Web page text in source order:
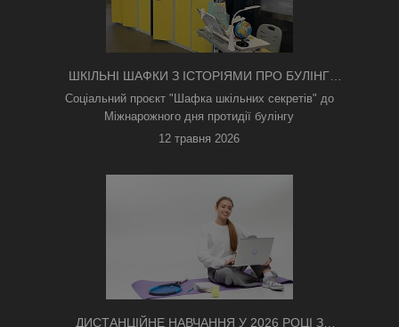
ШКІЛЬНІ ШАФКИ З ІСТОРІЯМИ ПРО БУЛІНГ
З'ЯВИЛИСЯ В КИЄВІ
Соціальний проєкт "Шафка шкільних секретів" до
Міжнарожного дня протидії булінгу
12 травня 2026
ДИСТАНЦІЙНЕ НАВЧАННЯ У 2026 РОЦІ З